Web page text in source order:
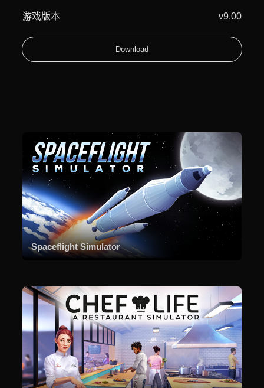
游戏版本 v9.00
Download
Spaceflight Simulator